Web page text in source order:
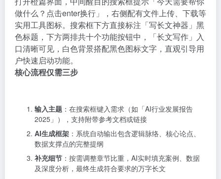
做什么？点击enter换行」，右侧配有文件上传、下载等
实用工具图标。搜索框下方直接标注「写长文神器」黑
色标题，下方两排共十个功能按钮中，「长文写作」入
口清晰可见，白色背景搭配黑色图标文字，直观引导用
户快速启动功能。
核心流程仅需三步
输入主题 ：在搜索框键入需求（如「AI行业发展报告
2025」），支持附带参考文档或链接
AI生成框架 ：系统自动输出包含逻辑脉络、核心论点、
数据支撑点的完整提纲
补充细节 ：按需调整章节比重，AI实时填充案例、数据
及深度分析，最终生成符合要求的万字长文